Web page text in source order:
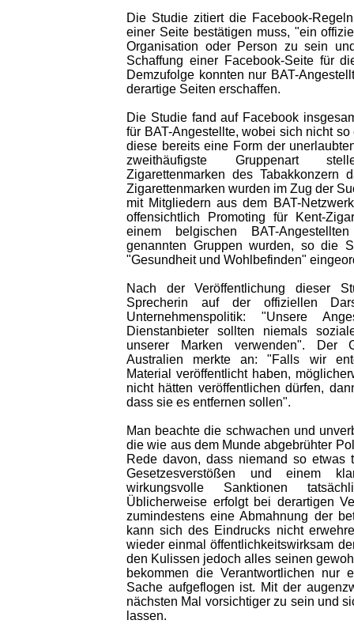
Die Studie zitiert die Facebook-
einer Seite bestätigen muss, "ein
Organisation oder Person zu sein
Schaffung einer Facebook-Seite für
Demzufolge konnten nur BAT-
derartige Seiten erschaffen.
Die Studie fand auf Facebook
für BAT-Angestellte, wobei sich nicht
diese bereits eine Form der
zweithäufigste Gruppenart
Zigarettenmarken des Tabakkonzern
Zigarettenmarken wurden im Zug der
mit Mitgliedern aus dem BAT-
offensichtlich Promoting für Kent-
einem belgischen BAT-
genannten Gruppen wurden, so die
"Gesundheit und Wohlbefinden"
Nach der Veröffentlichung dieser
Sprecherin auf der offiziellen
Unternehmenspolitik: "Unsere
Dienstanbieter sollten niemals
unserer Marken verwenden". Der
Australien merkte an: "Falls wir
Material veröffentlicht haben,
nicht hätten veröffentlichen dürfen,
dass sie es entfernen sollen".
Man beachte die schwachen und
die wie aus dem Munde abgebrühter
Rede davon, dass niemand so etwas
Gesetzesverstößen und einem
wirkungsvolle Sanktionen
Üblicherweise erfolgt bei derartigen
zumindestens eine Abmahnung der
kann sich des Eindrucks nicht
wieder einmal öffentlichkeitswirksam
den Kulissen jedoch alles seinen
bekommen die Verantwortlichen nur
Sache aufgeflogen ist. Mit der
nächsten Mal vorsichtiger zu sein und
lassen.